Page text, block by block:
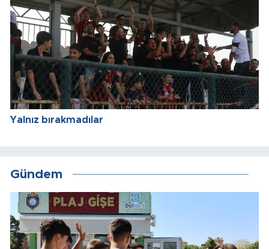
Yalnız bırakmadılar
Gündem